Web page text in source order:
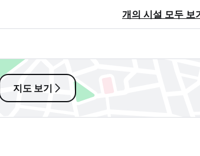
개의 시설 모두 보
지도 보기